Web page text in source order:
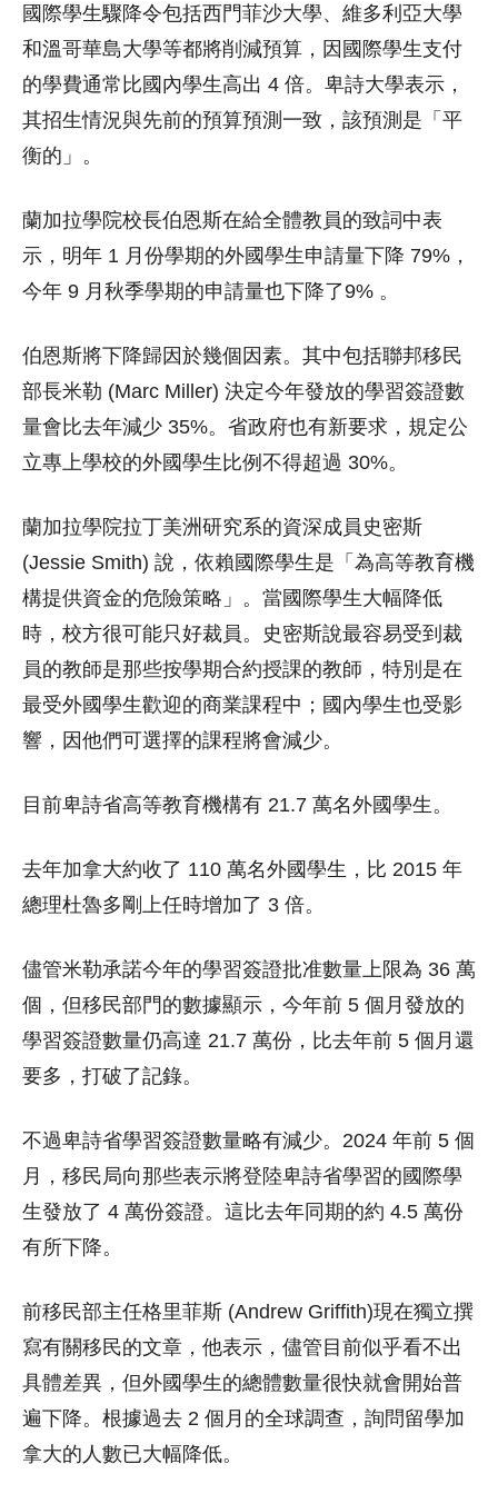
國際學生驟降令包括西門菲沙大學、維多利亞大學
和溫哥華島大學等都將削減預算，因國際學生支付
的學費通常比國內學生高出 4 倍。卑詩大學表示，
其招生情況與先前的預算預測一致，該預測是「平
衡的」。
蘭加拉學院校長伯恩斯在給全體教員的致詞中表
示，明年 1 月份學期的外國學生申請量下降 79%，
今年 9 月秋季學期的申請量也下降了9% 。
伯恩斯將下降歸因於幾個因素。其中包括聯邦移民
部長米勒 (Marc Miller) 決定今年發放的學習簽證數
量會比去年減少 35%。省政府也有新要求，規定公
立專上學校的外國學生比例不得超過 30%。
蘭加拉學院拉丁美洲研究系的資深成員史密斯
(Jessie Smith) 說，依賴國際學生是「為高等教育機
構提供資金的危險策略」。當國際學生大幅降低
時，校方很可能只好裁員。史密斯說最容易受到裁
員的教師是那些按學期合約授課的教師，特別是在
最受外國學生歡迎的商業課程中；國內學生也受影
響，因他們可選擇的課程將會減少。
目前卑詩省高等教育機構有 21.7 萬名外國學生。
去年加拿大約收了 110 萬名外國學生，比 2015 年
總理杜魯多剛上任時增加了 3 倍。
儘管米勒承諾今年的學習簽證批准數量上限為 36 萬
個，但移民部門的數據顯示，今年前 5 個月發放的
學習簽證數量仍高達 21.7 萬份，比去年前 5 個月還
要多，打破了記錄。
不過卑詩省學習簽證數量略有減少。2024 年前 5 個
月，移民局向那些表示將登陸卑詩省學習的國際學
生發放了 4 萬份簽證。這比去年同期的約 4.5 萬份
有所下降。
前移民部主任格里菲斯 (Andrew Griffith)現在獨立撰
寫有關移民的文章，他表示，儘管目前似乎看不出
具體差異，但外國學生的總體數量很快就會開始普
遍下降。根據過去 2 個月的全球調查，詢問留學加
拿大的人數已大幅降低。